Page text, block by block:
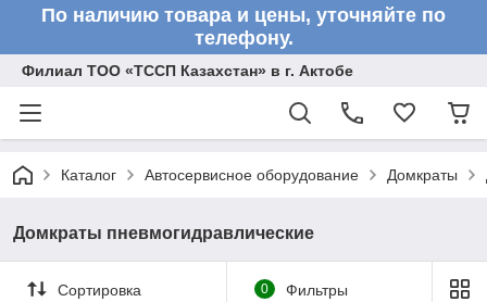
По наличию товара и цены, уточняйте по
телефону.
Филиал ТОО «ТССП Казахстан» в г. Актобе
Каталог Автосервисное оборудование Домкраты
Домкраты пневмогидравлические
Сортировка 0 Фильтры